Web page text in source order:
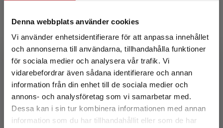
Denna webbplats använder cookies
Vi använder enhetsidentifierare för att anpassa innehållet
och annonserna till användarna, tillhandahålla funktioner
för sociala medier och analysera vår trafik. Vi
vidarebefordrar även sådana identifierare och annan
information från din enhet till de sociala medier och
annons- och analysföretag som vi samarbetar med.
Dessa kan i sin tur kombinera informationen med annan
information som du har tillhandahållit eller som de har
Begränsad fraktregion
Det verkar som att du besöker
Organisationspedagogik
Malm, Tobias m.fl. (red.)
208 kr inkl. moms